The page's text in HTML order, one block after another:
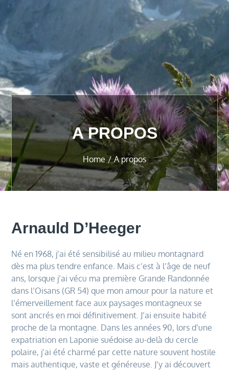
A PROPOS
Home A propos
Arnauld D’Heeger
Né en 1968, j’ai été sensibilisé au milieu montagnard
dès ma plus tendre enfance. Mais c’est à l’âge de neuf
ans, lorsque j’ai vécu ma première Grande Randonnée
dans l’Oisans (GR 54) que mon amour pour la nature et
l’émerveillement face aux paysages montagneux se
sont ancrés en moi définitivement. J’ai ensuite habité
proche de la montagne. Dans les années 90, lors d’une
expatriation en Laponie suédoise au-delà du cercle
polaire, j’ai été charmé par cette nature souvent hostile
mais authentique, vaste et généreuse. J’y ai découvert